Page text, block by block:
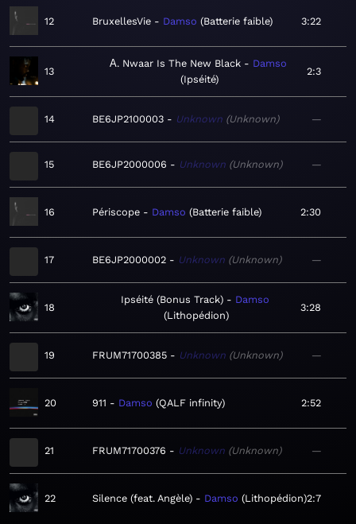
12 BruxellesVie Damso Batterie faible 3:22
13
Α. Nwaar Is The New Black
Damso
Ipséité
2:3
14 BE6JP2100003 Unknown Unknown —
15 BE6JP2000006 Unknown Unknown —
16 Périscope Damso Batterie faible 2:30
17 BE6JP2000002 Unknown Unknown —
18
Ipséité (Bonus Track)
Damso
Lithopédion
3:28
19 FRUM71700385 Unknown Unknown —
20 911 Damso QALF infinity 2:52
21 FRUM71700376 Unknown Unknown —
22 Silence (feat. Angèle) Damso Lithopédion 2:7